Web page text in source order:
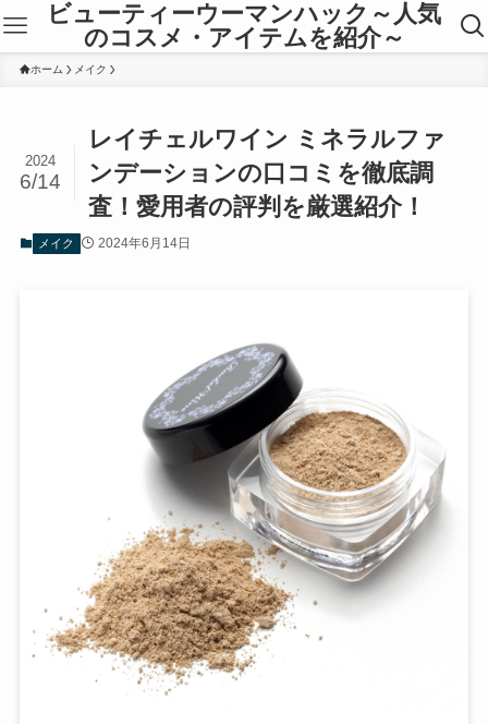
ビューティーウーマンハック～人気
のコスメ・アイテムを紹介～
ホーム メイク
レイチェルワイン ミネラルファ
ンデーションの口コミを徹底調
査！愛用者の評判を厳選紹介！
2024
6/14
メイク 2024年6月14日